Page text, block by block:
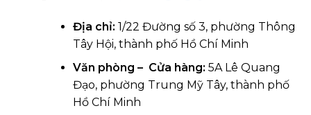
Địa chỉ: 1/22 Đường số 3, phường Thông
Tây Hội, thành phố Hồ Chí Minh
Văn phòng – Cửa hàng: 5A Lê Quang
Đạo, phường Trung Mỹ Tây, thành phố
Hồ Chí Minh